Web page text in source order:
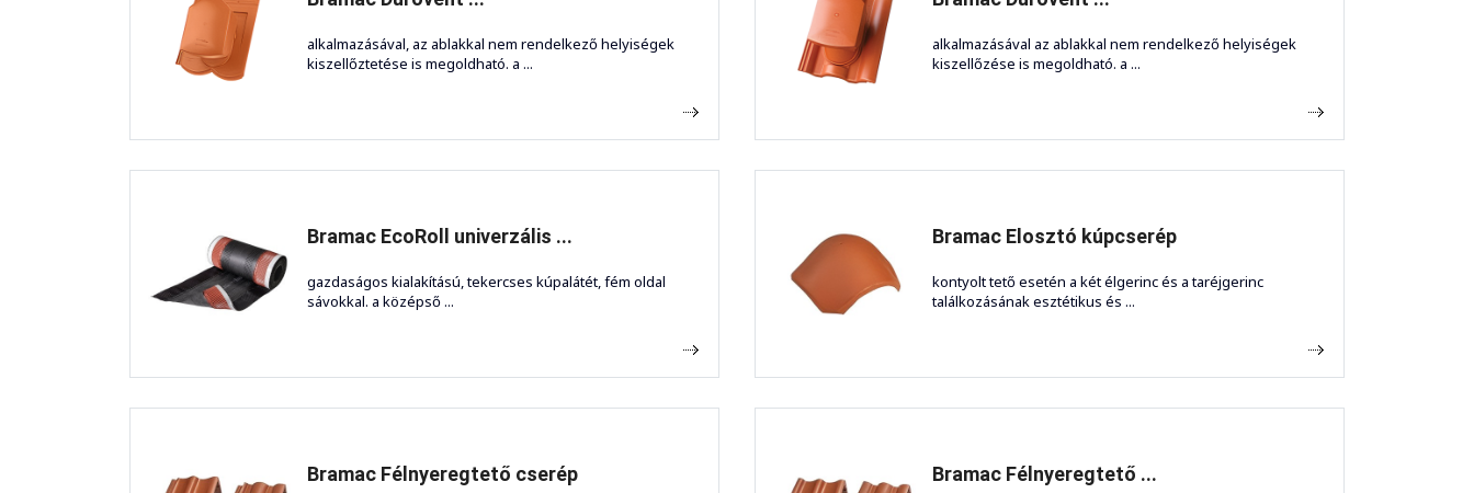
alkalmazásával, az ablakkal nem rendelkező helyiségek
kiszellőztetése is megoldható. a ...
alkalmazásával az ablakkal nem rendelkező helyiségek
kiszellőzése is megoldható. a ...
Bramac EcoRoll univerzális ...
gazdaságos kialakítású, tekercses kúpalátét, fém oldal
sávokkal. a középső ...
Bramac Elosztó kúpcserép
kontyolt tető esetén a két élgerinc és a taréjgerinc
találkozásának esztétikus és ...
Bramac Félnyeregtető cserép Bramac Félnyeregtető ...